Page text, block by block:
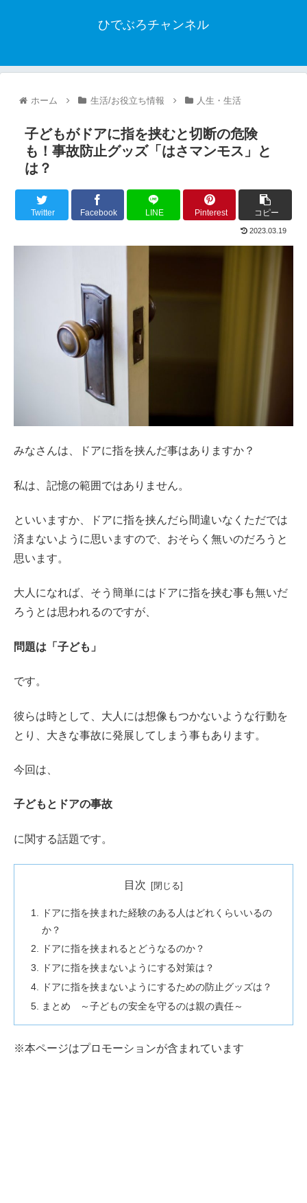
ひでぶろチャンネル
ホーム 生活/お役立ち情報 人生・生活
子どもがドアに指を挟むと切断の危険
も！事故防止グッズ「はさマンモス」と
は？
Twitter Facebook LINE Pinterest コピー
2023.03.19
みなさんは、ドアに指を挟んだ事はありますか？
私は、記憶の範囲ではありません。
といいますか、ドアに指を挟んだら間違いなくただでは
済まないように思いますので、おそらく無いのだろうと
思います。
大人になれば、そう簡単にはドアに指を挟む事も無いだ
ろうとは思われるのですが、
問題は「子ども」
です。
彼らは時として、大人には想像もつかないような行動を
とり、大きな事故に発展してしまう事もあります。
今回は、
子どもとドアの事故
に関する話題です。
目次
ドアに指を挟まれた経験のある人はどれくらいいるの
か？
ドアに指を挟まれるとどうなるのか？
ドアに指を挟まないようにする対策は？
ドアに指を挟まないようにするための防止グッズは？
まとめ ～子どもの安全を守るのは親の責任～
※本ページはプロモーションが含まれています